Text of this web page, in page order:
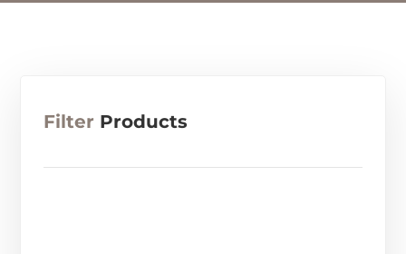
Filter Products